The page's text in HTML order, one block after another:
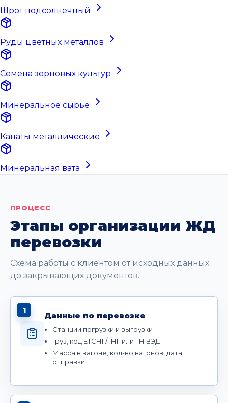
Шрот подсолнечный
Руды цветных металлов
Семена зерновых культур
Минеральное сырье
Канаты металлические
Минеральная вата
ПРОЦЕСС
Этапы организации ЖД
перевозки
Схема работы с клиентом от исходных данных
до закрывающих документов.
1
Данные по перевозке
Станции погрузки и выгрузки
Груз, код ЕТСНГ/ГНГ или ТН ВЭД
Масса в вагоне, кол-во вагонов, дата
отправки